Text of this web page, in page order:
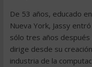
De 53 años, educado
Nueva York, Jassy
sólo tres años
dirige desde su
industria de la